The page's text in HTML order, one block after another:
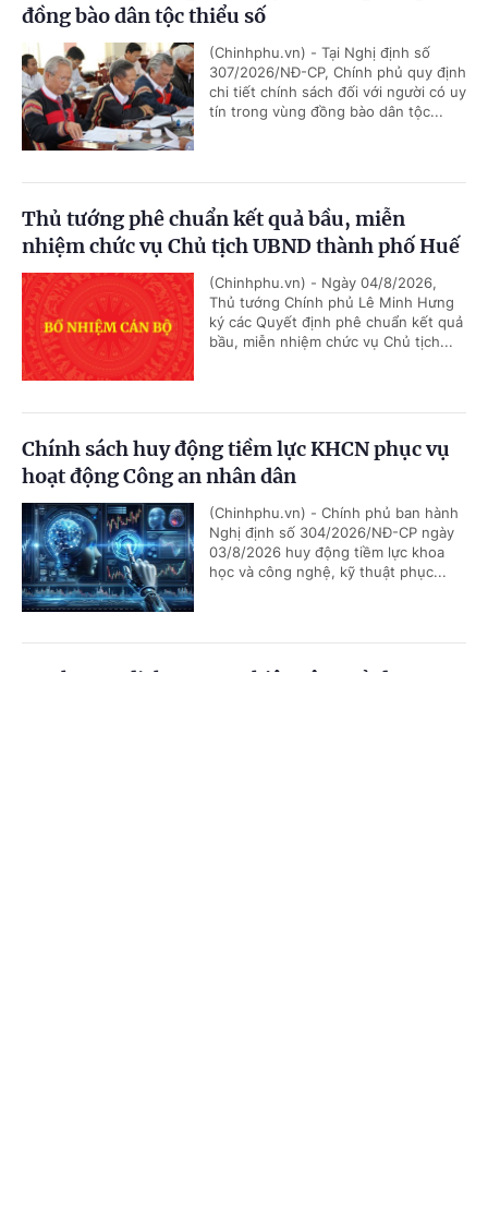
đồng bào dân tộc thiểu số
(Chinhphu.vn) - Tại Nghị định số
307/2026/NĐ-CP, Chính phủ quy định
chi tiết chính sách đối với người có uy
tín trong vùng đồng bào dân tộc...
Thủ tướng phê chuẩn kết quả bầu, miễn
nhiệm chức vụ Chủ tịch UBND thành phố Huế
(Chinhphu.vn) - Ngày 04/8/2026,
Thủ tướng Chính phủ Lê Minh Hưng
ký các Quyết định phê chuẩn kết quả
bầu, miễn nhiệm chức vụ Chủ tịch...
Chính sách huy động tiềm lực KHCN phục vụ
hoạt động Công an nhân dân
(Chinhphu.vn) - Chính phủ ban hành
Nghị định số 304/2026/NĐ-CP ngày
03/8/2026 huy động tiềm lực khoa
học và công nghệ, kỹ thuật phục...
Danh mục dịch vụ sự nghiệp công sử dụng